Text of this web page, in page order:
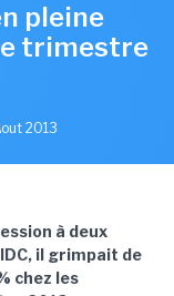
pleine
trimestre
2013
à deux
il grimpait de
chez les